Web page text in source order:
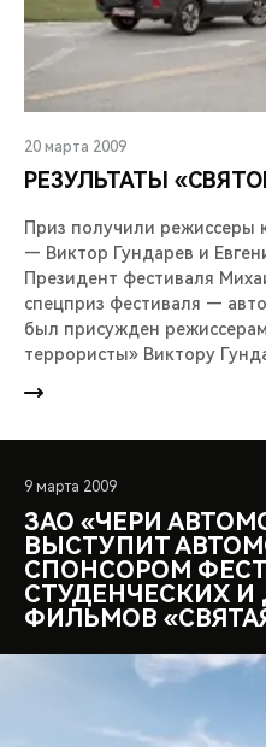
20 марта 2009
РЕЗУЛЬТАТЫ
Приз получили
— Виктор Гундарев и
Президент фестиваля
спецприз фестиваля —
был присужден
террористы» Виктору
9 марта 2009
ЗАО «ЧЕРИ
ВЫСТУПИТ
СПОНСОРОМ
СТУДЕНЧЕСКИХ
ФИЛЬМОВ